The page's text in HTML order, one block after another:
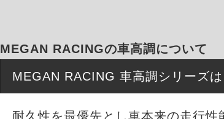
MEGAN RACINGの車高調について
MEGAN RACING 車高調シリーズは
耐久性を最優先とし車本来の走行